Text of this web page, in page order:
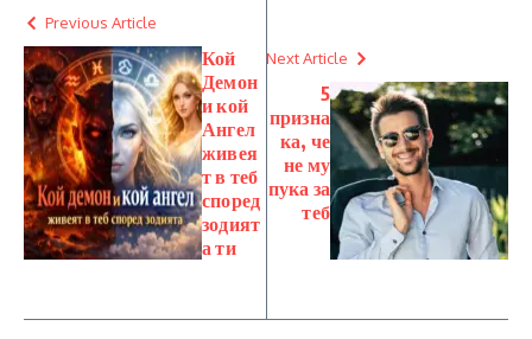
Previous Article
Кой
Демон
и кой
Ангел
живея
т в теб
според
зодият
а ти
Next Article
5
призна
ка, че
не му
пука за
теб